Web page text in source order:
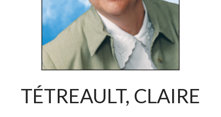
TÉTREAULT, CLAIRE